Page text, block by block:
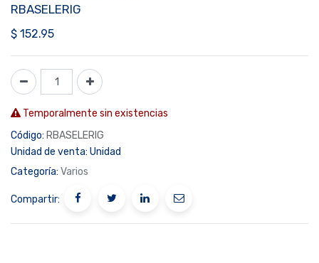
RBASELERIG
$ 152.95
Temporalmente sin existencias
Código: RBASELERIG
Unidad de venta: Unidad
Categoría: Varios
Compartir: